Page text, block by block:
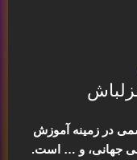
در زمینه آموزش
جهانی، و … است.